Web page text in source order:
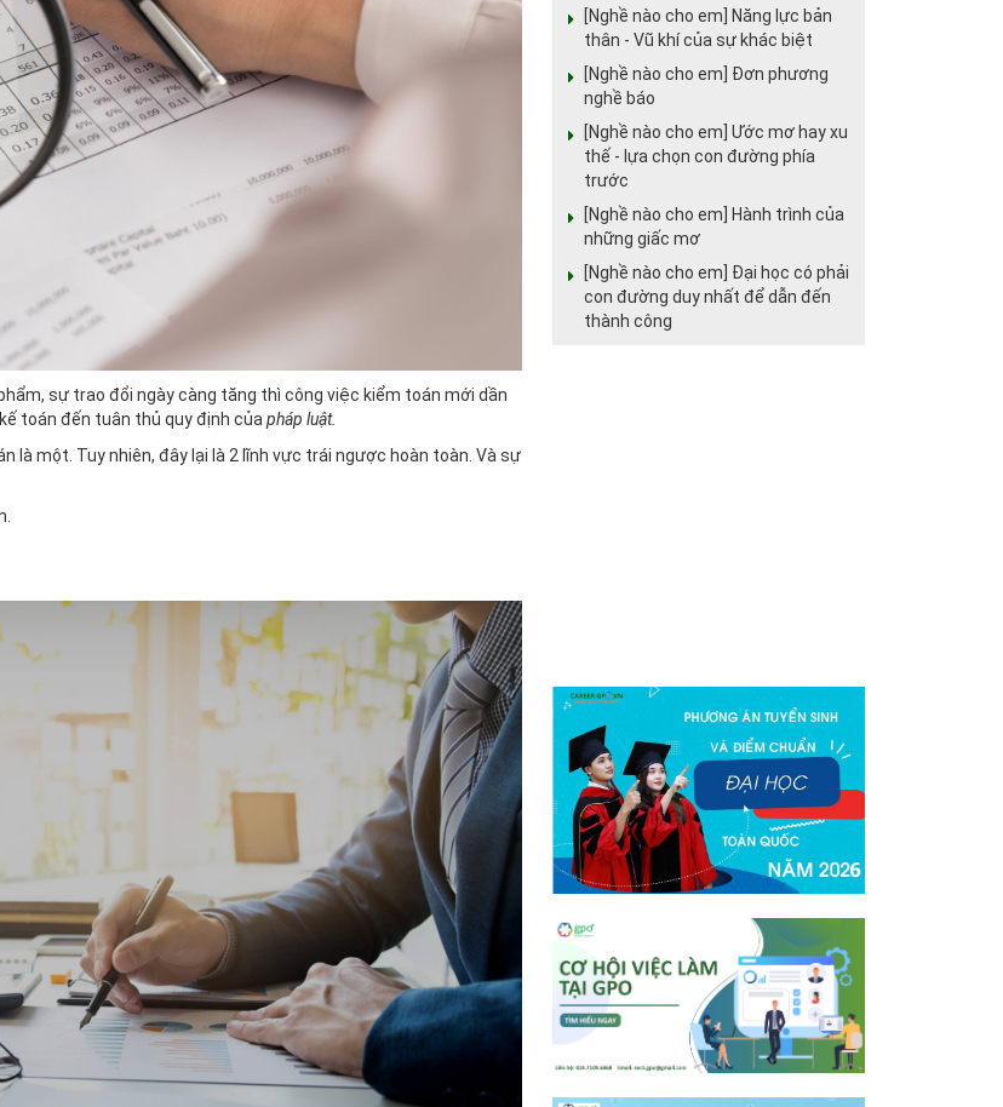
sự trao đổi ngày càng tăng thì công việc kiểm toán mới dần
toán đến tuân thủ quy định của pháp luật.
là một. Tuy nhiên, đây lại là 2 lĩnh vực trái ngược hoàn toàn. Và sự
[Nghề nào cho em] Năng lực bản
thân - Vũ khí của sự khác biệt
[Nghề nào cho em] Đơn phương
nghề báo
[Nghề nào cho em] Ước mơ hay xu
thế - lựa chọn con đường phía
trước
[Nghề nào cho em] Hành trình của
những giấc mơ
[Nghề nào cho em] Đại học có phải
con đường duy nhất để dẫn đến
thành công